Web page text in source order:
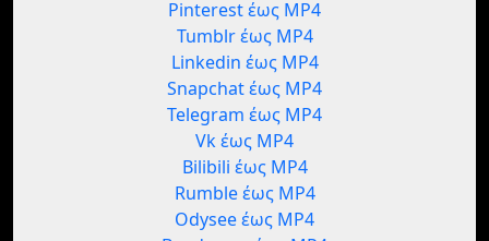
Pinterest έως MP4
Tumblr έως MP4
Linkedin έως MP4
Snapchat έως MP4
Telegram έως MP4
Vk έως MP4
Bilibili έως MP4
Rumble έως MP4
Odysee έως MP4